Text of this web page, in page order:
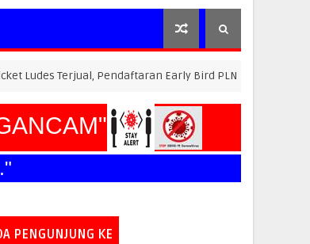
Pendaftaran Early Bird PLN Electric Run 2026 Dibuka
PENGUNJUNG KE